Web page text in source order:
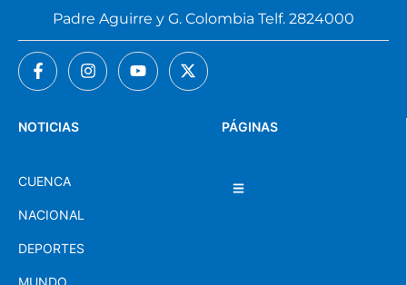
PÁGINAS
NOTICIAS
CUENCA
NACIONAL
DEPORTES
MUNDO
Padre Aguirre y G. Colombia Telf. 2824000